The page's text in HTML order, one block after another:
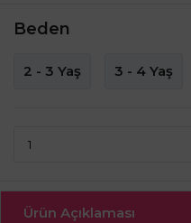
Beden
2 - 3 Yaş 3 - 4 Yaş
Ürün Açıklaması